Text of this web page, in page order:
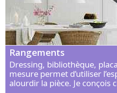
Rangements
Dressing, bibliothèque,
mesure permet d’utiliser
alourdir la pièce. Je conçois